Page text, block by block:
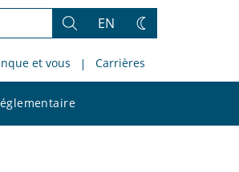
Rechercher
EN
Changez
thème
et vous Carrières
le